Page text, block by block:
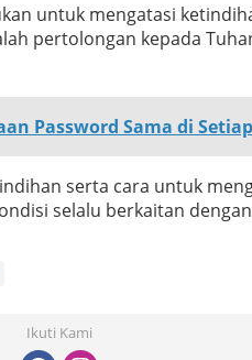
untuk mengatasi
pertolongan kepada
Password Sama di
serta cara untuk
selalu berkaitan
Ikuti Kami